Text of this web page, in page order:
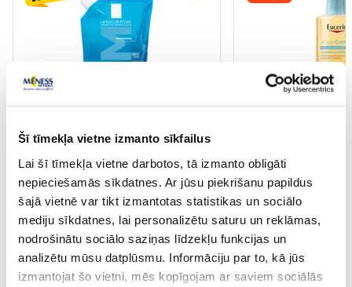
Šī tīmekļa vietne izmanto sīkfailus
Lai šī tīmekļa vietne darbotos, tā izmanto obligāti
nepieciešamās sīkdatnes. Ar jūsu piekrišanu papildus
šajā vietnē var tikt izmantotas statistikas un sociālo
mediju sīkdatnes, lai personalizētu saturu un reklāmas,
nodrošinātu sociālo saziņas līdzekļu funkcijas un
analizētu mūsu datplūsmu. Informāciju par to, kā jūs
izmantojat šo vietni, mēs kopīgojam ar saviem sociālās
LA ROCHE-POSAY Effaclar attīroša
želeja, 400 ml
12.97 € 13.99 €
Pirkt
13.99 €
Standarta cena: 19.99 €
15.87 € 18.54 €
30 dienu zemākā cena:
Standarta cena: 26.49 €